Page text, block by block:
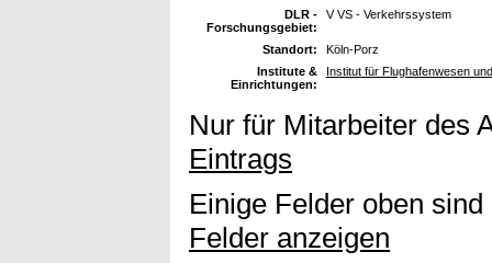
DLR -
Forschungsgebiet:
V VS - Verkehrssystem
Standort:
Köln-Porz
Institute &
Einrichtungen:
Institut für Flughafenwesen
Nur für Mitarbeiter des
Eintrags
Einige Felder oben
Felder anzeigen